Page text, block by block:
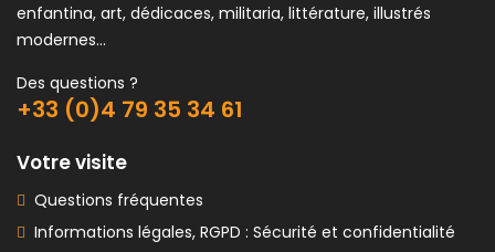
enfantina, art, dédicaces, militaria, littérature, illustrés
modernes...
Des questions ?
+33 (0)4 79 35 34 61
Votre visite
Questions fréquentes
Informations légales, RGPD : Sécurité et confidentialité